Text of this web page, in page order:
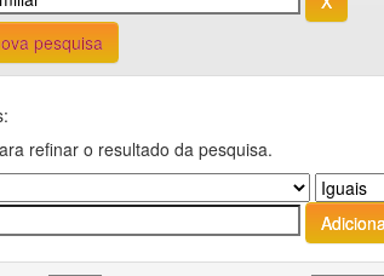
pesquisa
refinar o resultado da pesquisa.